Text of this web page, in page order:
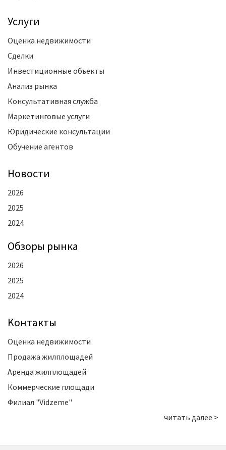
Услуги
Оценка недвижимости
Сделки
Инвестиционные объекты
Анализ рынка
Консультативная служба
Маркетинговые услуги
Юридические консультации
Обучение агентов
Новости
2026
2025
2024
Oбзоры рынка
2026
2025
2024
Kонтакты
Оценка недвижимости
Продажа жилплощадей
Аренда жилплощадей
Коммерческие площади
Филиал "Vidzeme"
читать далее >